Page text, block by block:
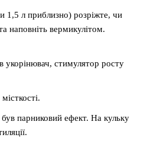
1,5 л приблизно) розріжте, чи
наповніть вермикулітом.
укорінювач, стимулятор росту
парниковий ефект. На кульку